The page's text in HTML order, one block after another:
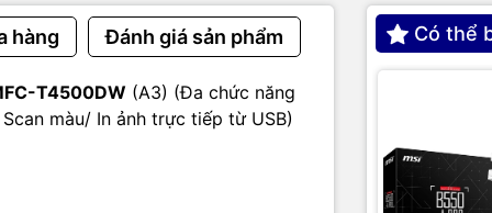
hàng Đánh giá sản phẩm
T4500DW (A3) (Đa chức năng
màu/ In ảnh trực tiếp từ USB)
Có thể
đa dạng
có khả năng đáp ứng nhiều kiểu nhu cầu in ấn khác
màu thậm chí là scan màu, Brother MFC-T4500DW
cho bạn ngay lập tức.